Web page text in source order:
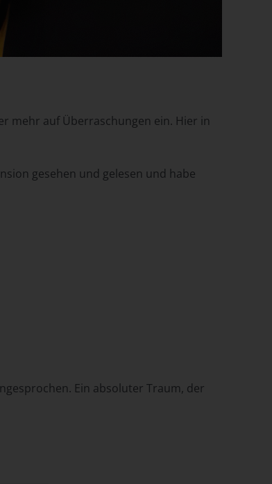
mehr auf Überraschungen ein. Hier in
gesehen und gelesen und habe
Ein absoluter Traum, der